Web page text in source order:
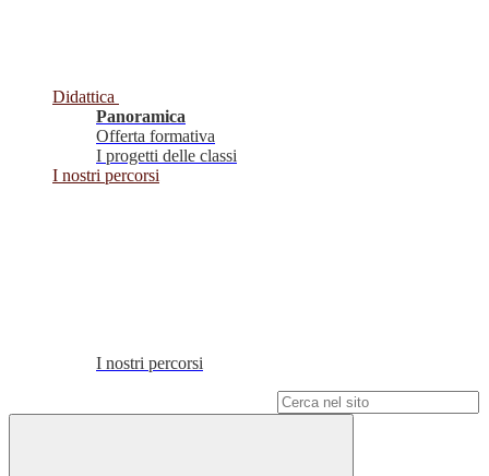
Didattica
Panoramica
Offerta formativa
I progetti delle classi
I nostri percorsi
I nostri percorsi